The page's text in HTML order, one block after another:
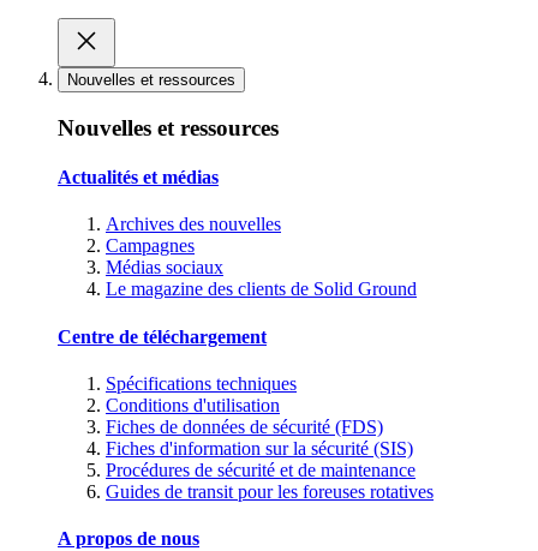
Nouvelles et ressources
Nouvelles et ressources
Actualités et médias
Archives des nouvelles
Campagnes
Médias sociaux
Le magazine des clients de Solid Ground
Centre de téléchargement
Spécifications techniques
Conditions d'utilisation
Fiches de données de sécurité (FDS)
Fiches d'information sur la sécurité (SIS)
Procédures de sécurité et de maintenance
Guides de transit pour les foreuses rotatives
A propos de nous